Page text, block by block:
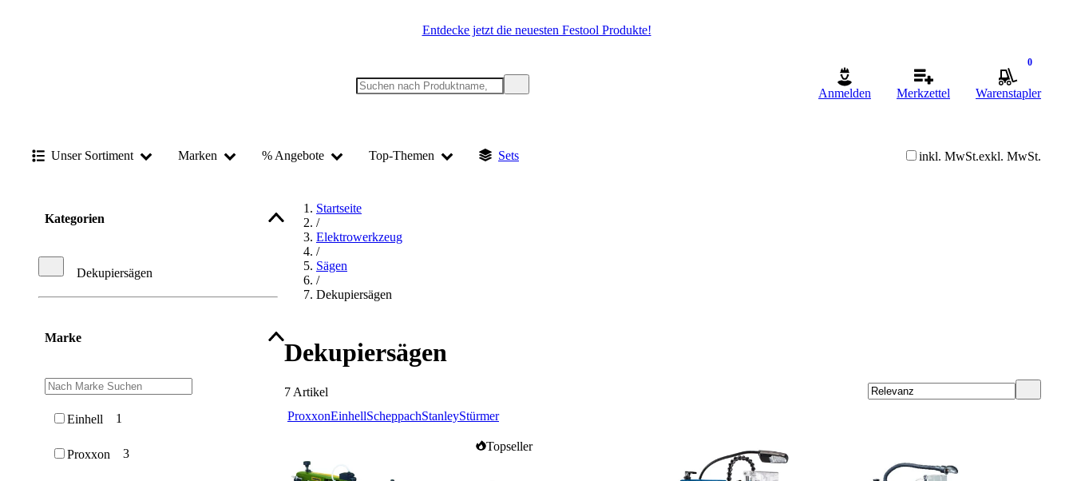
Entdecke jetzt die neuesten Festool Produkte!
Anmelden Merkzettel
0
Warenstapler
Unser Sortiment Marken % Angebote Top-Themen Sets inkl. MwSt.exkl. MwSt.
Kategorien
Dekupiersägen
Marke
Einhell 1
Proxxon 3
Startseite
/
Elektrowerkzeug
/
Sägen
/
Dekupiersägen
Dekupiersägen
7 Artikel
ProxxonEinhellScheppachStanleyStürmer
Topseller